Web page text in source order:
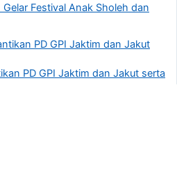
Festival Anak Sholeh dan
PD GPI Jaktim dan Jakut serta